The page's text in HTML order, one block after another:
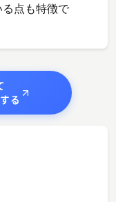
点も特徴で
る